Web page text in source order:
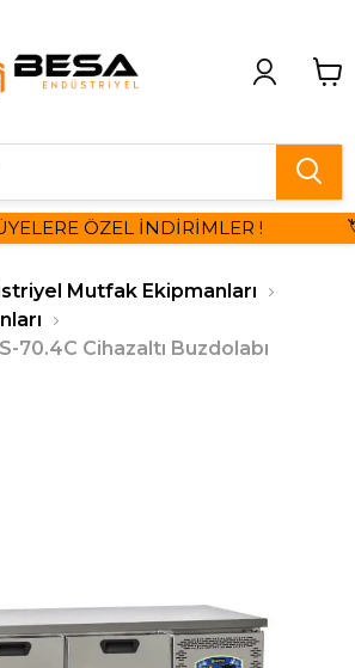
ÖZEL İNDİRİMLER !
Mutfak Ekipmanları
70.4C Cihazaltı Buzdolabı